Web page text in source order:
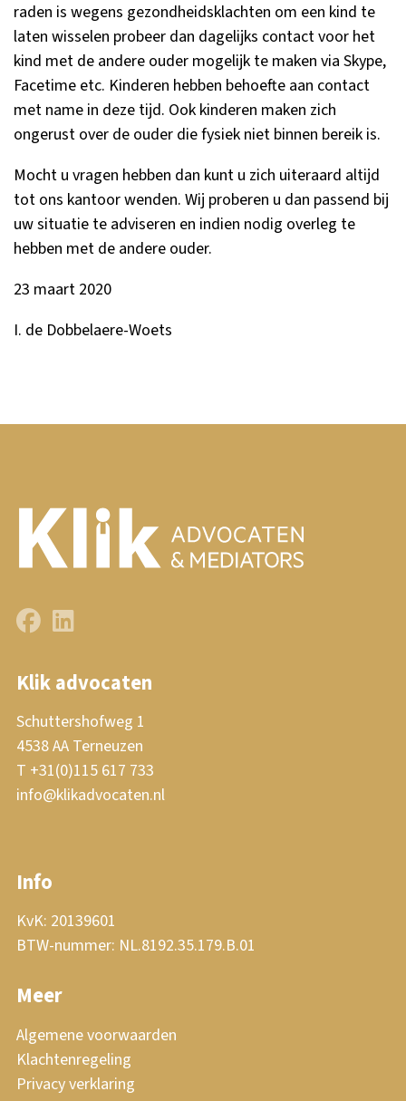
raden is wegens gezondheidsklachten om een kind te
laten wisselen probeer dan dagelijks contact voor het
kind met de andere ouder mogelijk te maken via Skype,
Facetime etc. Kinderen hebben behoefte aan contact
met name in deze tijd. Ook kinderen maken zich
ongerust over de ouder die fysiek niet binnen bereik is.
Mocht u vragen hebben dan kunt u zich uiteraard altijd
tot ons kantoor wenden. Wij proberen u dan passend bij
uw situatie te adviseren en indien nodig overleg te
hebben met de andere ouder.
23 maart 2020
I. de Dobbelaere-Woets
Klik advocaten
Schuttershofweg 1
4538 AA Terneuzen
T +31(0)115 617 733
info@klikadvocaten.nl
Info
KvK: 20139601
BTW-nummer: NL.8192.35.179.B.01
Meer
Algemene voorwaarden
Klachtenregeling
Privacy verklaring